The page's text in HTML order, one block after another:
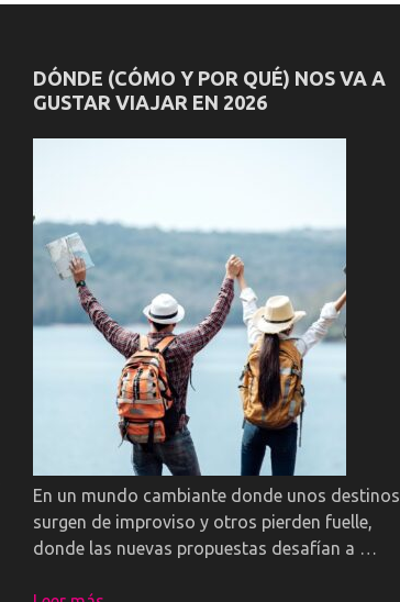
DÓNDE (CÓMO Y POR QUÉ) NOS VA A
GUSTAR VIAJAR EN 2026
En un mundo cambiante donde unos destinos
surgen de improviso y otros pierden fuelle,
donde las nuevas propuestas desafían a …